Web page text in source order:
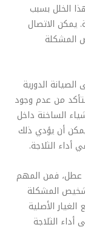
الخلل بسبب
يمكن الاتصال
المشكلة
الدورية
من عدم وجود
الساخنة داخل
أن يؤدي ذلك
الثلاجة.
عطل، فمن المهم
المشكلة
الأصلية
الثلاجة